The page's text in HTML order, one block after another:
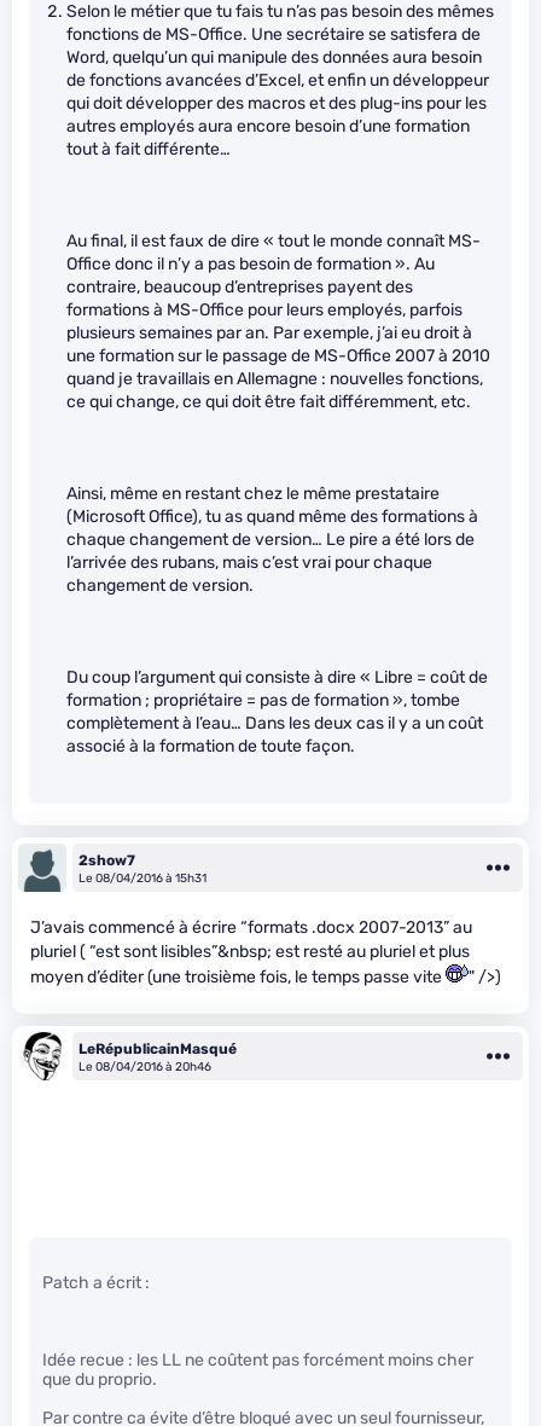
Selon le métier que tu fais tu n’as pas besoin des mêmes
fonctions de MS-Office. Une secrétaire se satisfera de
Word, quelqu’un qui manipule des données aura besoin
de fonctions avancées d’Excel, et enfin un développeur
qui doit développer des macros et des plug-ins pour les
autres employés aura encore besoin d’une formation
tout à fait différente…
Au final, il est faux de dire « tout le monde connaît MS-
Office donc il n’y a pas besoin de formation ». Au
contraire, beaucoup d’entreprises payent des
formations à MS-Office pour leurs employés, parfois
plusieurs semaines par an. Par exemple, j’ai eu droit à
une formation sur le passage de MS-Office 2007 à 2010
quand je travaillais en Allemagne : nouvelles fonctions,
ce qui change, ce qui doit être fait différemment, etc.
Ainsi, même en restant chez le même prestataire
(Microsoft Office), tu as quand même des formations à
chaque changement de version… Le pire a été lors de
l’arrivée des rubans, mais c’est vrai pour chaque
changement de version.
Du coup l’argument qui consiste à dire « Libre = coût de
formation ; propriétaire = pas de formation », tombe
complètement à l’eau… Dans les deux cas il y a un coût
associé à la formation de toute façon.
2show7
Le 08/04/2016 à 15h31
J’avais commencé à écrire “formats .docx 2007-2013” au
pluriel ( “est sont lisibles”&nbsp; est resté au pluriel et plus
moyen d’éditer (une troisième fois, le temps passe vite
" />)
LeRépublicainMasqué
Le 08/04/2016 à 20h46
Patch a écrit :
Idée recue : les LL ne coûtent pas forcément moins cher
que du proprio.
Par contre ca évite d’être bloqué avec un seul fournisseur,